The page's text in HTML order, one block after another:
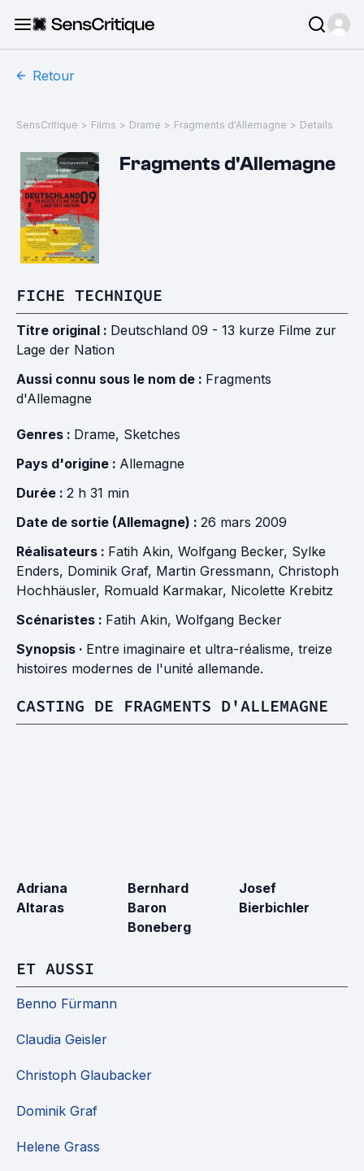
Retour
SensCritique > Films > Drame > Fragments d'Allemagne > Details
Fragments d'Allemagne
FICHE TECHNIQUE
Titre original : Deutschland 09 - 13 kurze Filme zur
Lage der Nation
Aussi connu sous le nom de : Fragments
d'Allemagne
Genres : Drame, Sketches
Pays d'origine : Allemagne
Durée : 2 h 31 min
Date de sortie (Allemagne) : 26 mars 2009
Réalisateurs : Fatih Akin, Wolfgang Becker, Sylke
Enders, Dominik Graf, Martin Gressmann, Christoph
Hochhäusler, Romuald Karmakar, Nicolette Krebitz
Scénaristes : Fatih Akin, Wolfgang Becker
Synopsis · Entre imaginaire et ultra-réalisme, treize
histoires modernes de l'unité allemande.
CASTING DE FRAGMENTS D'ALLEMAGNE
Adriana
Altaras
Bernhard
Baron
Boneberg
Josef
Bierbichler
ET AUSSI
Benno Fürmann
Claudia Geisler
Christoph Glaubacker
Dominik Graf
Helene Grass